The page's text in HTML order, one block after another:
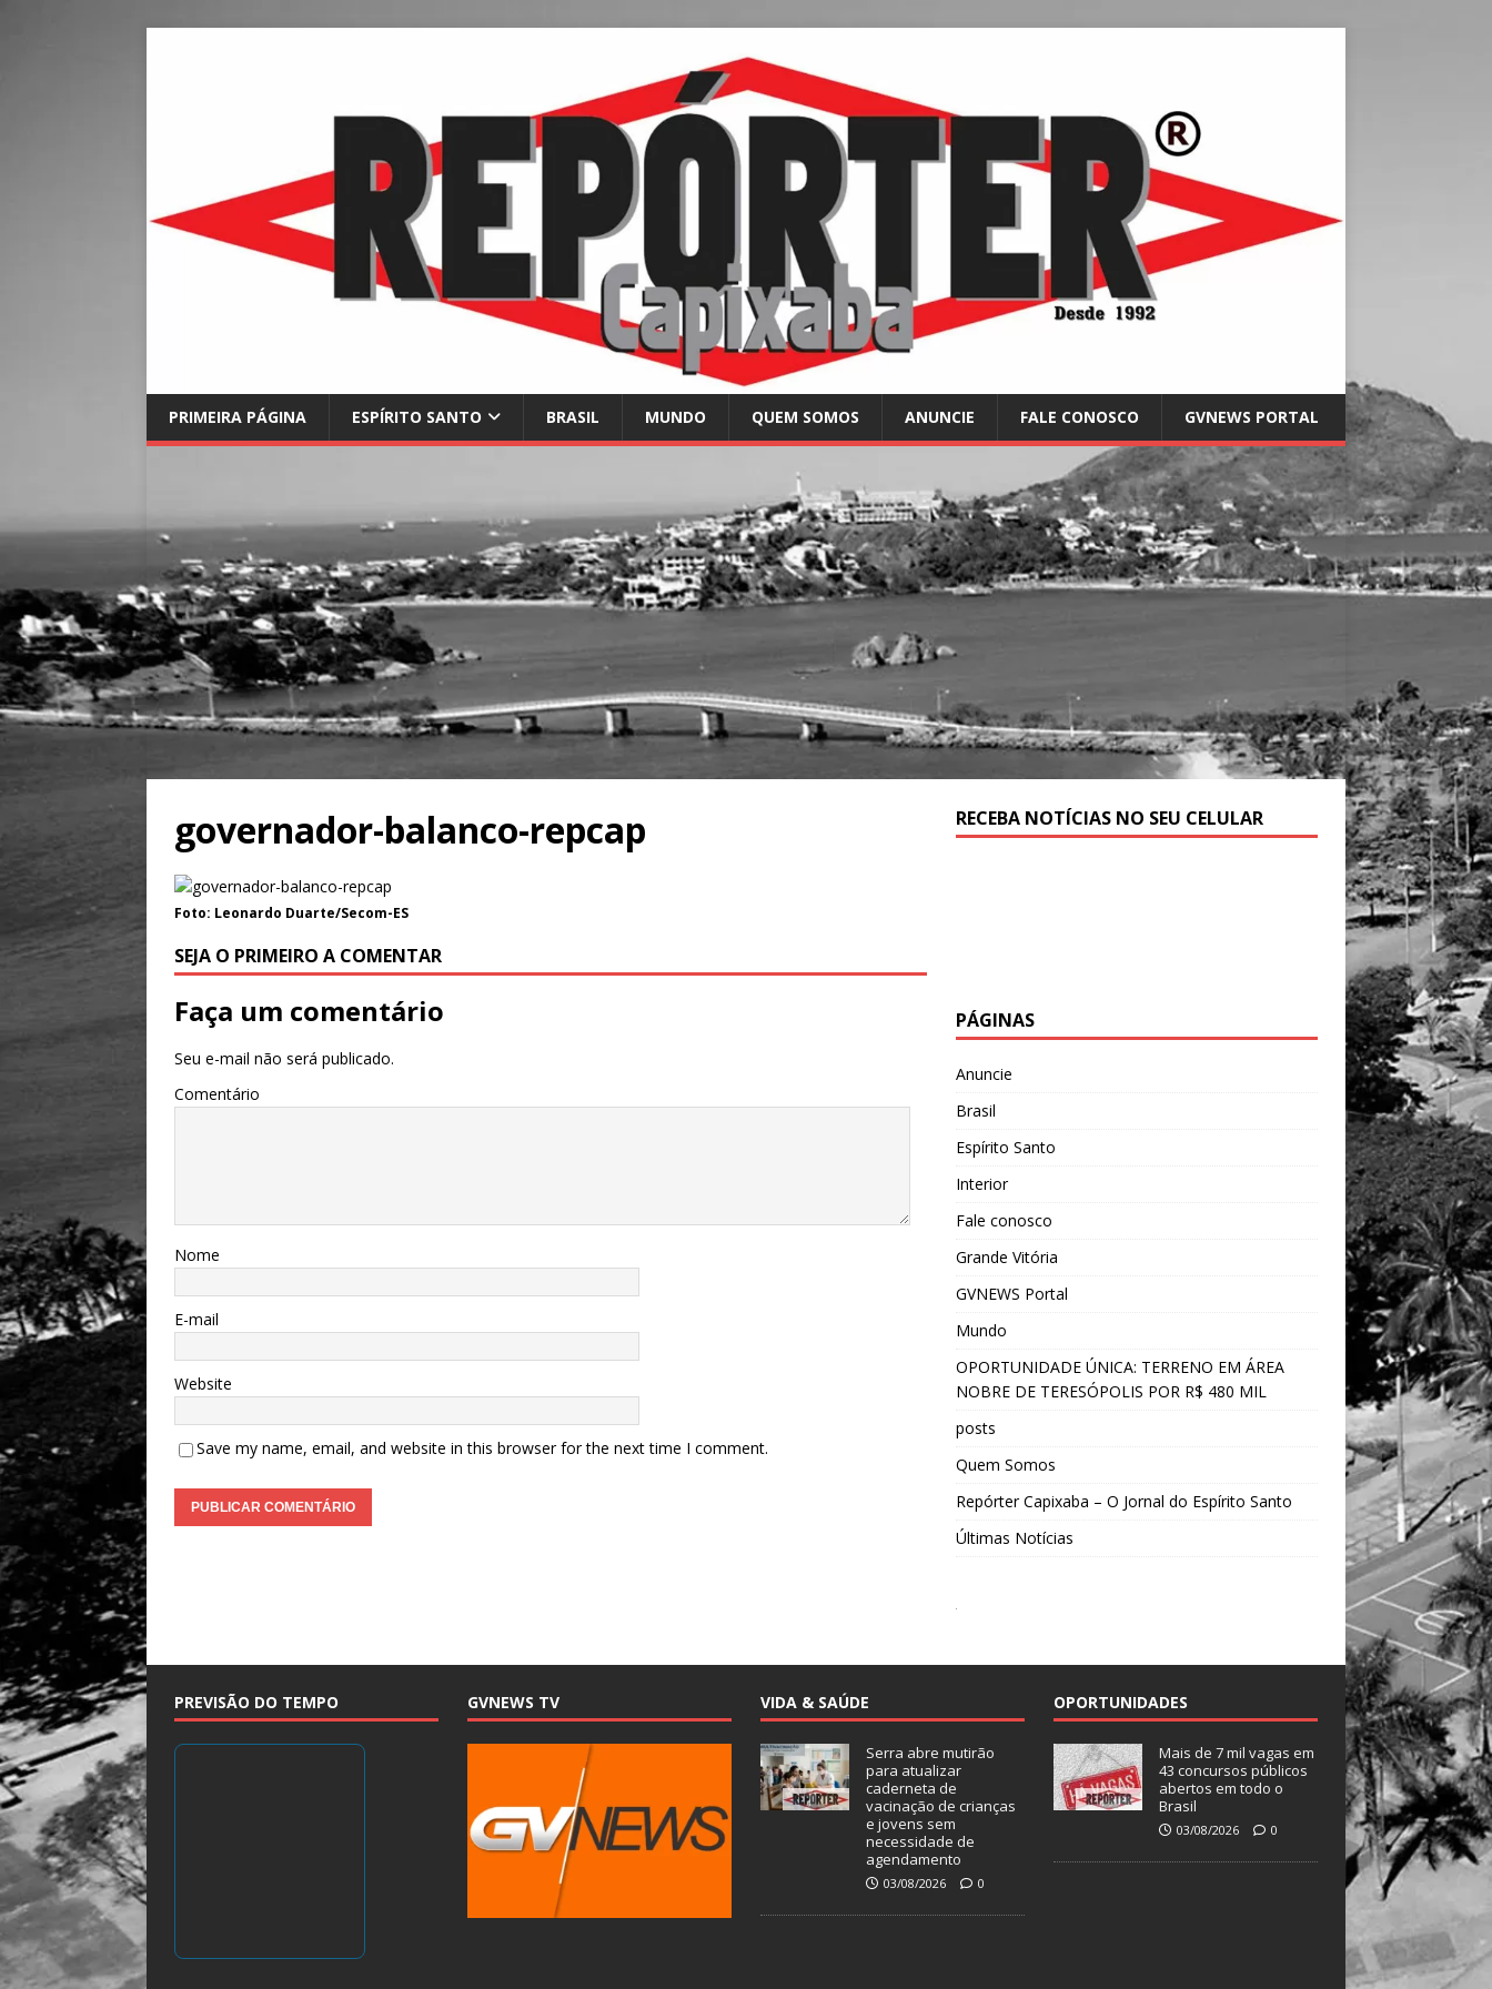
PRIMEIRA PÁGINA ESPÍRITO SANTO BRASIL MUNDO QUEM SOMOS ANUNCIE FALE CONOSCO GVNEWS PORTAL
governador-balanco-repcap
Foto: Leonardo Duarte/Secom-ES
SEJA O PRIMEIRO A COMENTAR
Faça um comentário
Seu e-mail não será publicado.
Comentário
Nome
E-mail
Website
Save my name, email, and website in this browser for the next time I comment.
RECEBA NOTÍCIAS NO SEU CELULAR
PÁGINAS
Anuncie
Brasil
Espírito Santo
Interior
Fale conosco
Grande Vitória
GVNEWS Portal
Mundo
OPORTUNIDADE ÚNICA: TERRENO EM ÁREA
NOBRE DE TERESÓPOLIS POR R$ 480 MIL
posts
Quem Somos
Repórter Capixaba – O Jornal do Espírito Santo
Últimas Notícias
PREVISÃO DO TEMPO GVNEWS TV VIDA & SAÚDE
Serra abre mutirão
para atualizar
caderneta de
vacinação de crianças
e jovens sem
necessidade de
agendamento
03/08/2026 0
OPORTUNIDADES
Mais de 7 mil vagas em
43 concursos públicos
abertos em todo o
Brasil
03/08/2026 0